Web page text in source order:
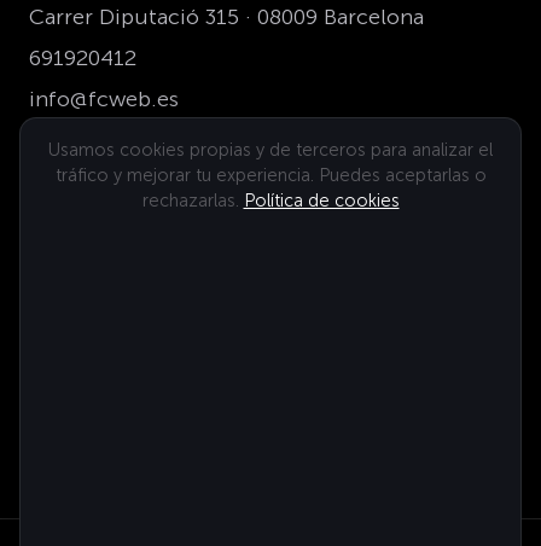
Carrer Diputació 315 · 08009 Barcelona
691920412
info@fcweb.es
Dónde estamos
Usamos cookies propias y de terceros para analizar el
tráfico y mejorar tu experiencia. Puedes aceptarlas o
rechazarlas. Política de cookies